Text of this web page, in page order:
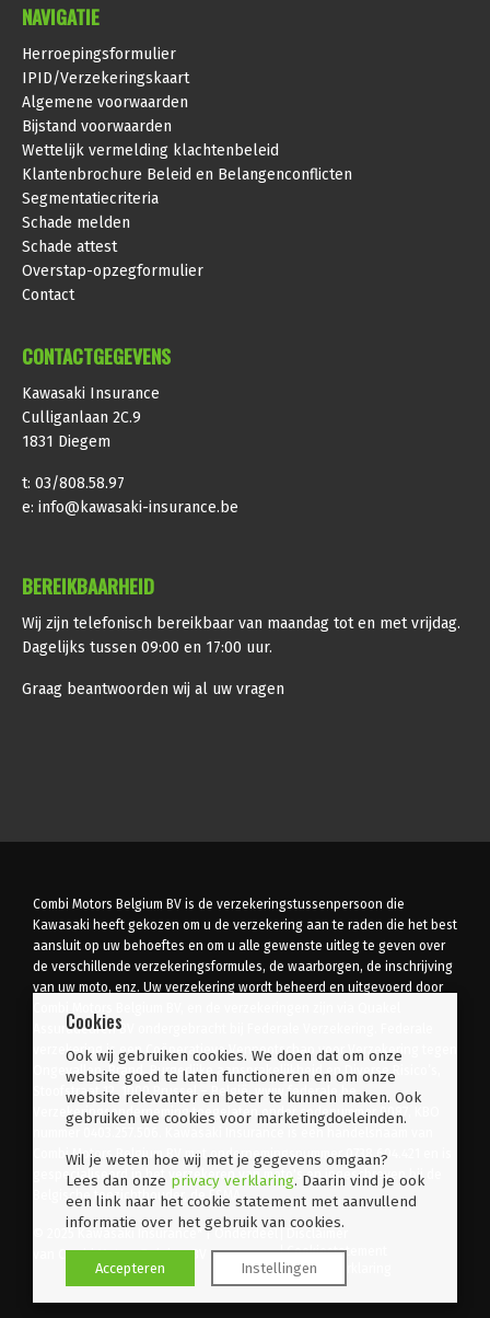
NAVIGATIE
Herroepingsformulier
IPID/Verzekeringskaart
Algemene voorwaarden
Bijstand voorwaarden
Wettelijk vermelding klachtenbeleid
Klantenbrochure Beleid en Belangenconflicten
Segmentatiecriteria
Schade melden
Schade attest
Overstap-opzegformulier
Contact
CONTACTGEGEVENS
Kawasaki Insurance
Culliganlaan 2C.9
1831 Diegem
t: 03/808.58.97
e: info@kawasaki-insurance.be
BEREIKBAARHEID
Wij zijn telefonisch bereikbaar van maandag tot en met vrijdag.
Dagelijks tussen 09:00 en 17:00 uur.
Graag beantwoorden wij al uw vragen
Combi Motors Belgium BV is de verzekeringstussenpersoon die
Kawasaki heeft gekozen om u de verzekering aan te raden die het best
aansluit op uw behoeftes en om u alle gewenste uitleg te geven over
de verschillende verzekeringsformules, de waarborgen, de inschrijving
van uw moto, enz. Uw verzekering wordt beheerd en uitgevoerd door
Assuradeuren BV ondergebracht bij Federale Verzekering. Federale
verzekering is een Coöperatieve Vennootschap voor Verzekering tegen
Ongevallen, Brand, Burgerlijke aansprakelijkheid en Diverse Risico’s,
Stoofstraat 12, 1000 Brussel – België, www.federale.be,
Verzekeringsonderneming toegelaten onder codenummer 0087, KBO
Combi Motors Belgium BV met ondernemingsnummer 0738.604.421 en is
gespecialiseerd in het verzekeren van moto's en ingeschreven bij de
Belgische toezichthouder, de FSMA.
© 2025 Kawasaki Insurance* | Onderdeel
van Combi Motors Belgium BV
Cookiestatement
Privacy verklaring
Cookies
Ook wij gebruiken cookies. We doen dat om onze
website goed te laten functioneren en om onze
website relevanter en beter te kunnen maken. Ook
gebruiken we cookies voor marketingdoeleinden.
Wil je weten hoe wij met je gegevens omgaan?
Lees dan onze privacy verklaring. Daarin vind je ook
een link naar het cookie statement met aanvullend
informatie over het gebruik van cookies.
Accepteren Instellingen